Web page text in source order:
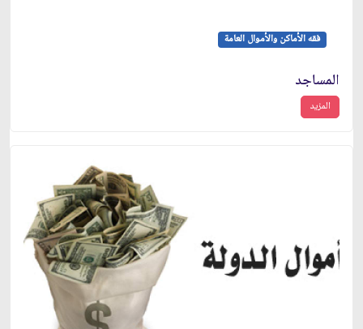
فقه الأماكن والأموال العامة
المساجد
المزيد